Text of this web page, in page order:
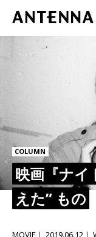
COLUMN
映画『ナイ
えた” もの
MOVIE 2019.06.12